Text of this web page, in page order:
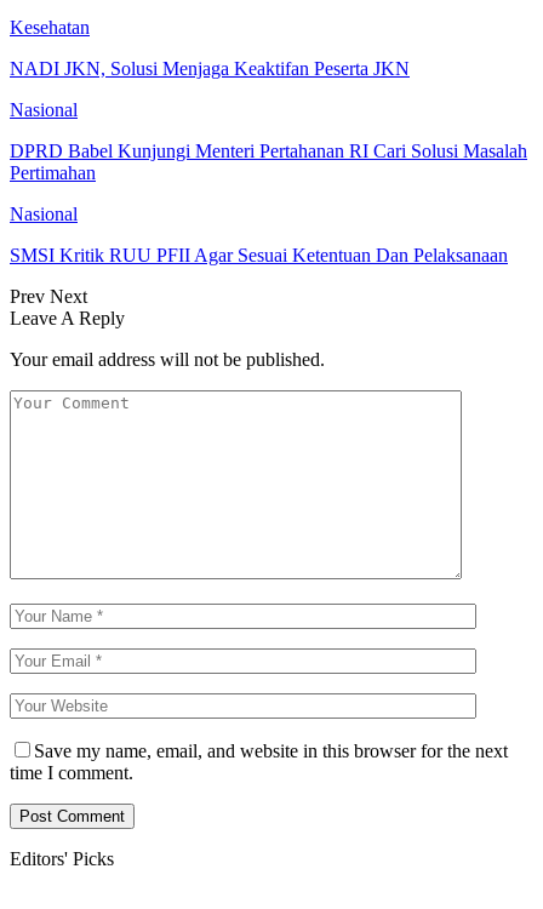
Kesehatan
NADI JKN, Solusi Menjaga Keaktifan Peserta JKN
Nasional
DPRD Babel Kunjungi Menteri Pertahanan RI Cari Solusi Masalah
Pertimahan
Nasional
SMSI Kritik RUU PFII Agar Sesuai Ketentuan Dan Pelaksanaan
Prev Next
Leave A Reply
Your email address will not be published.
Save my name, email, and website in this browser for the next
time I comment.
Editors' Picks